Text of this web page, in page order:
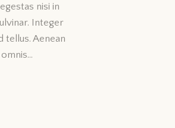
nisi in
Integer
tellus. Aenean